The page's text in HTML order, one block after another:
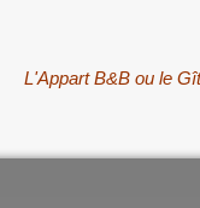
L'Appart B&B ou le